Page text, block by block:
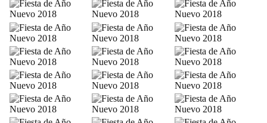
FIESTA DE AÑO NUEVO
2018
FIESTA DE AÑO NUEVO
2018
FIESTA DE AÑO NUEVO
2018
FIESTA DE AÑO NUEVO
2018
FIESTA DE AÑO NUEVO
2018
FIESTA DE AÑO NUEVO
2018
FIESTA DE AÑO NUEVO
2018
FIESTA DE AÑO NUEVO
2018
FIESTA DE AÑO NUEVO
2018
FIESTA DE AÑO NUEVO
2018
FIESTA DE AÑO NUEVO
2018